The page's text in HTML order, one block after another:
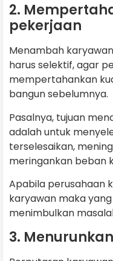
2.
pekerjaan
Menambah
harus selektif, agar
mempertahankan
bangun sebelumnya.
Pasalnya, tujuan
adalah untuk
terselesaikan,
meringankan beban
Apabila perusahaan
karyawan maka
menimbulkan
3. Menurunkan